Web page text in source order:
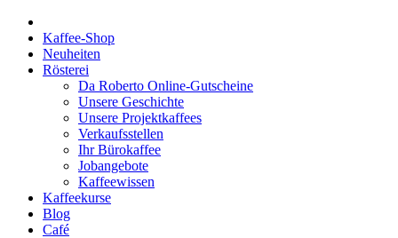
Kaffee-Shop
Neuheiten
Rösterei
Da Roberto Online-Gutscheine
Unsere Geschichte
Unsere Projektkaffees
Verkaufsstellen
Ihr Bürokaffee
Jobangebote
Kaffeewissen
Kaffeekurse
Blog
Café